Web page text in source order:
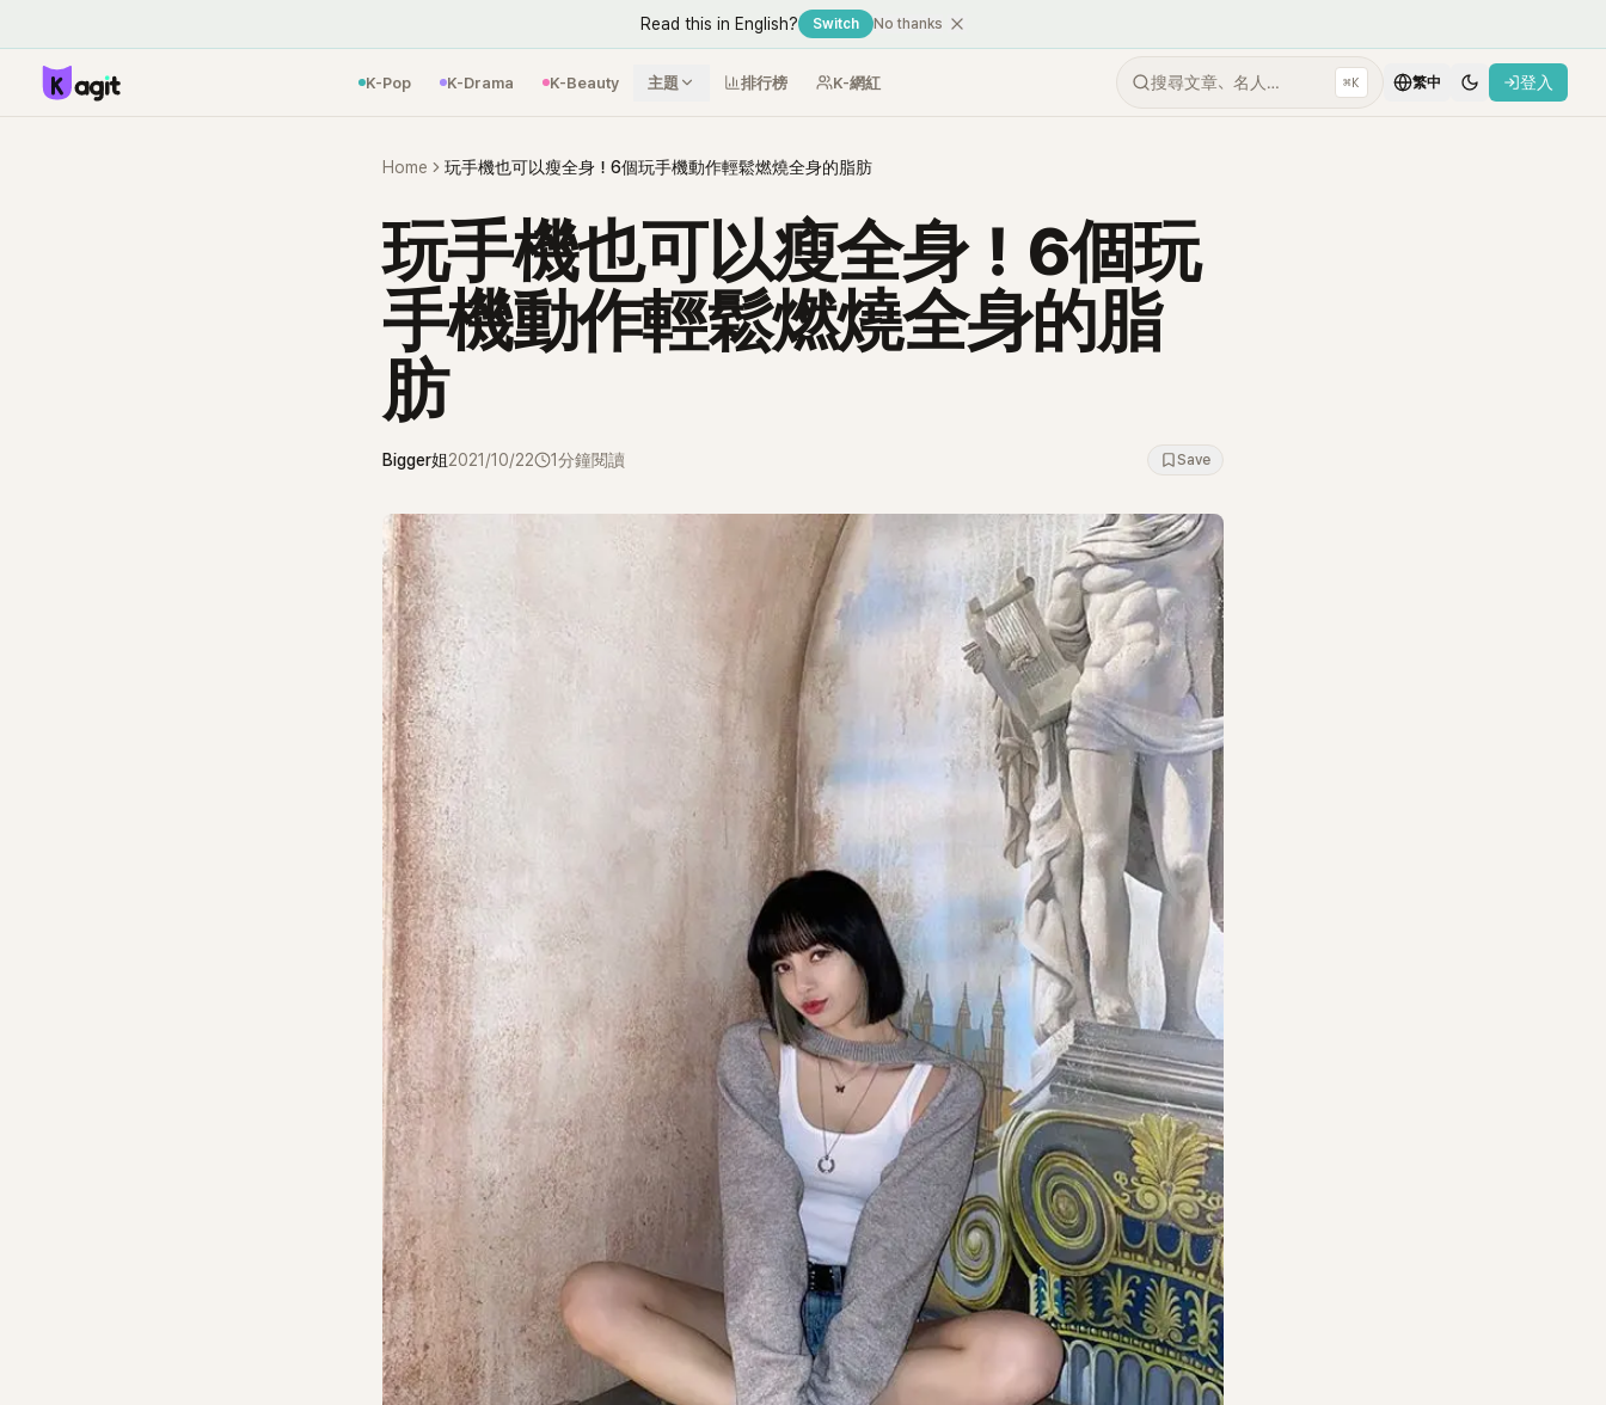
Read this in English? Switch No thanks
K-Pop K-Drama K-Beauty 主題 排行榜 K-網紅 搜尋文章、名人… ⌘K 繁中 登入
Home 玩手機也可以瘦全身！6個玩手機動作輕鬆燃燒全身的脂肪
玩手機也可以瘦全身！6個玩
手機動作輕鬆燃燒全身的脂
肪
Bigger姐2021/10/22 1分鐘閱讀 Save